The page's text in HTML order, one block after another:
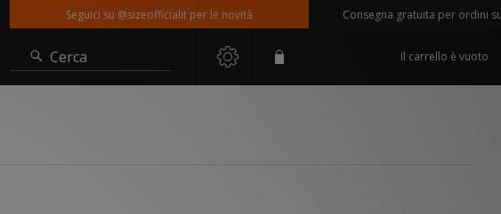
Seguici su @sizeofficialit per le novità Consegna gratuita per ordini
Cerca Il carrello è vuoto